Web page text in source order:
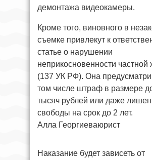
демонтажа видеокамеры.
Кроме того, виновного в
съемке привлекут к
статье о нарушении
неприкосновенности частной
(137 УК РФ). Она
том числе штраф в размере
тысяч рублей или даже
свободы на срок до 2 лет.
Алла Георгиеваюрист
Наказание будет зависеть от